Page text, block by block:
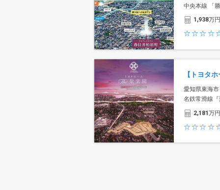
中央本線 「
1,938万
愛知県東海市
名鉄常滑線
2,181万